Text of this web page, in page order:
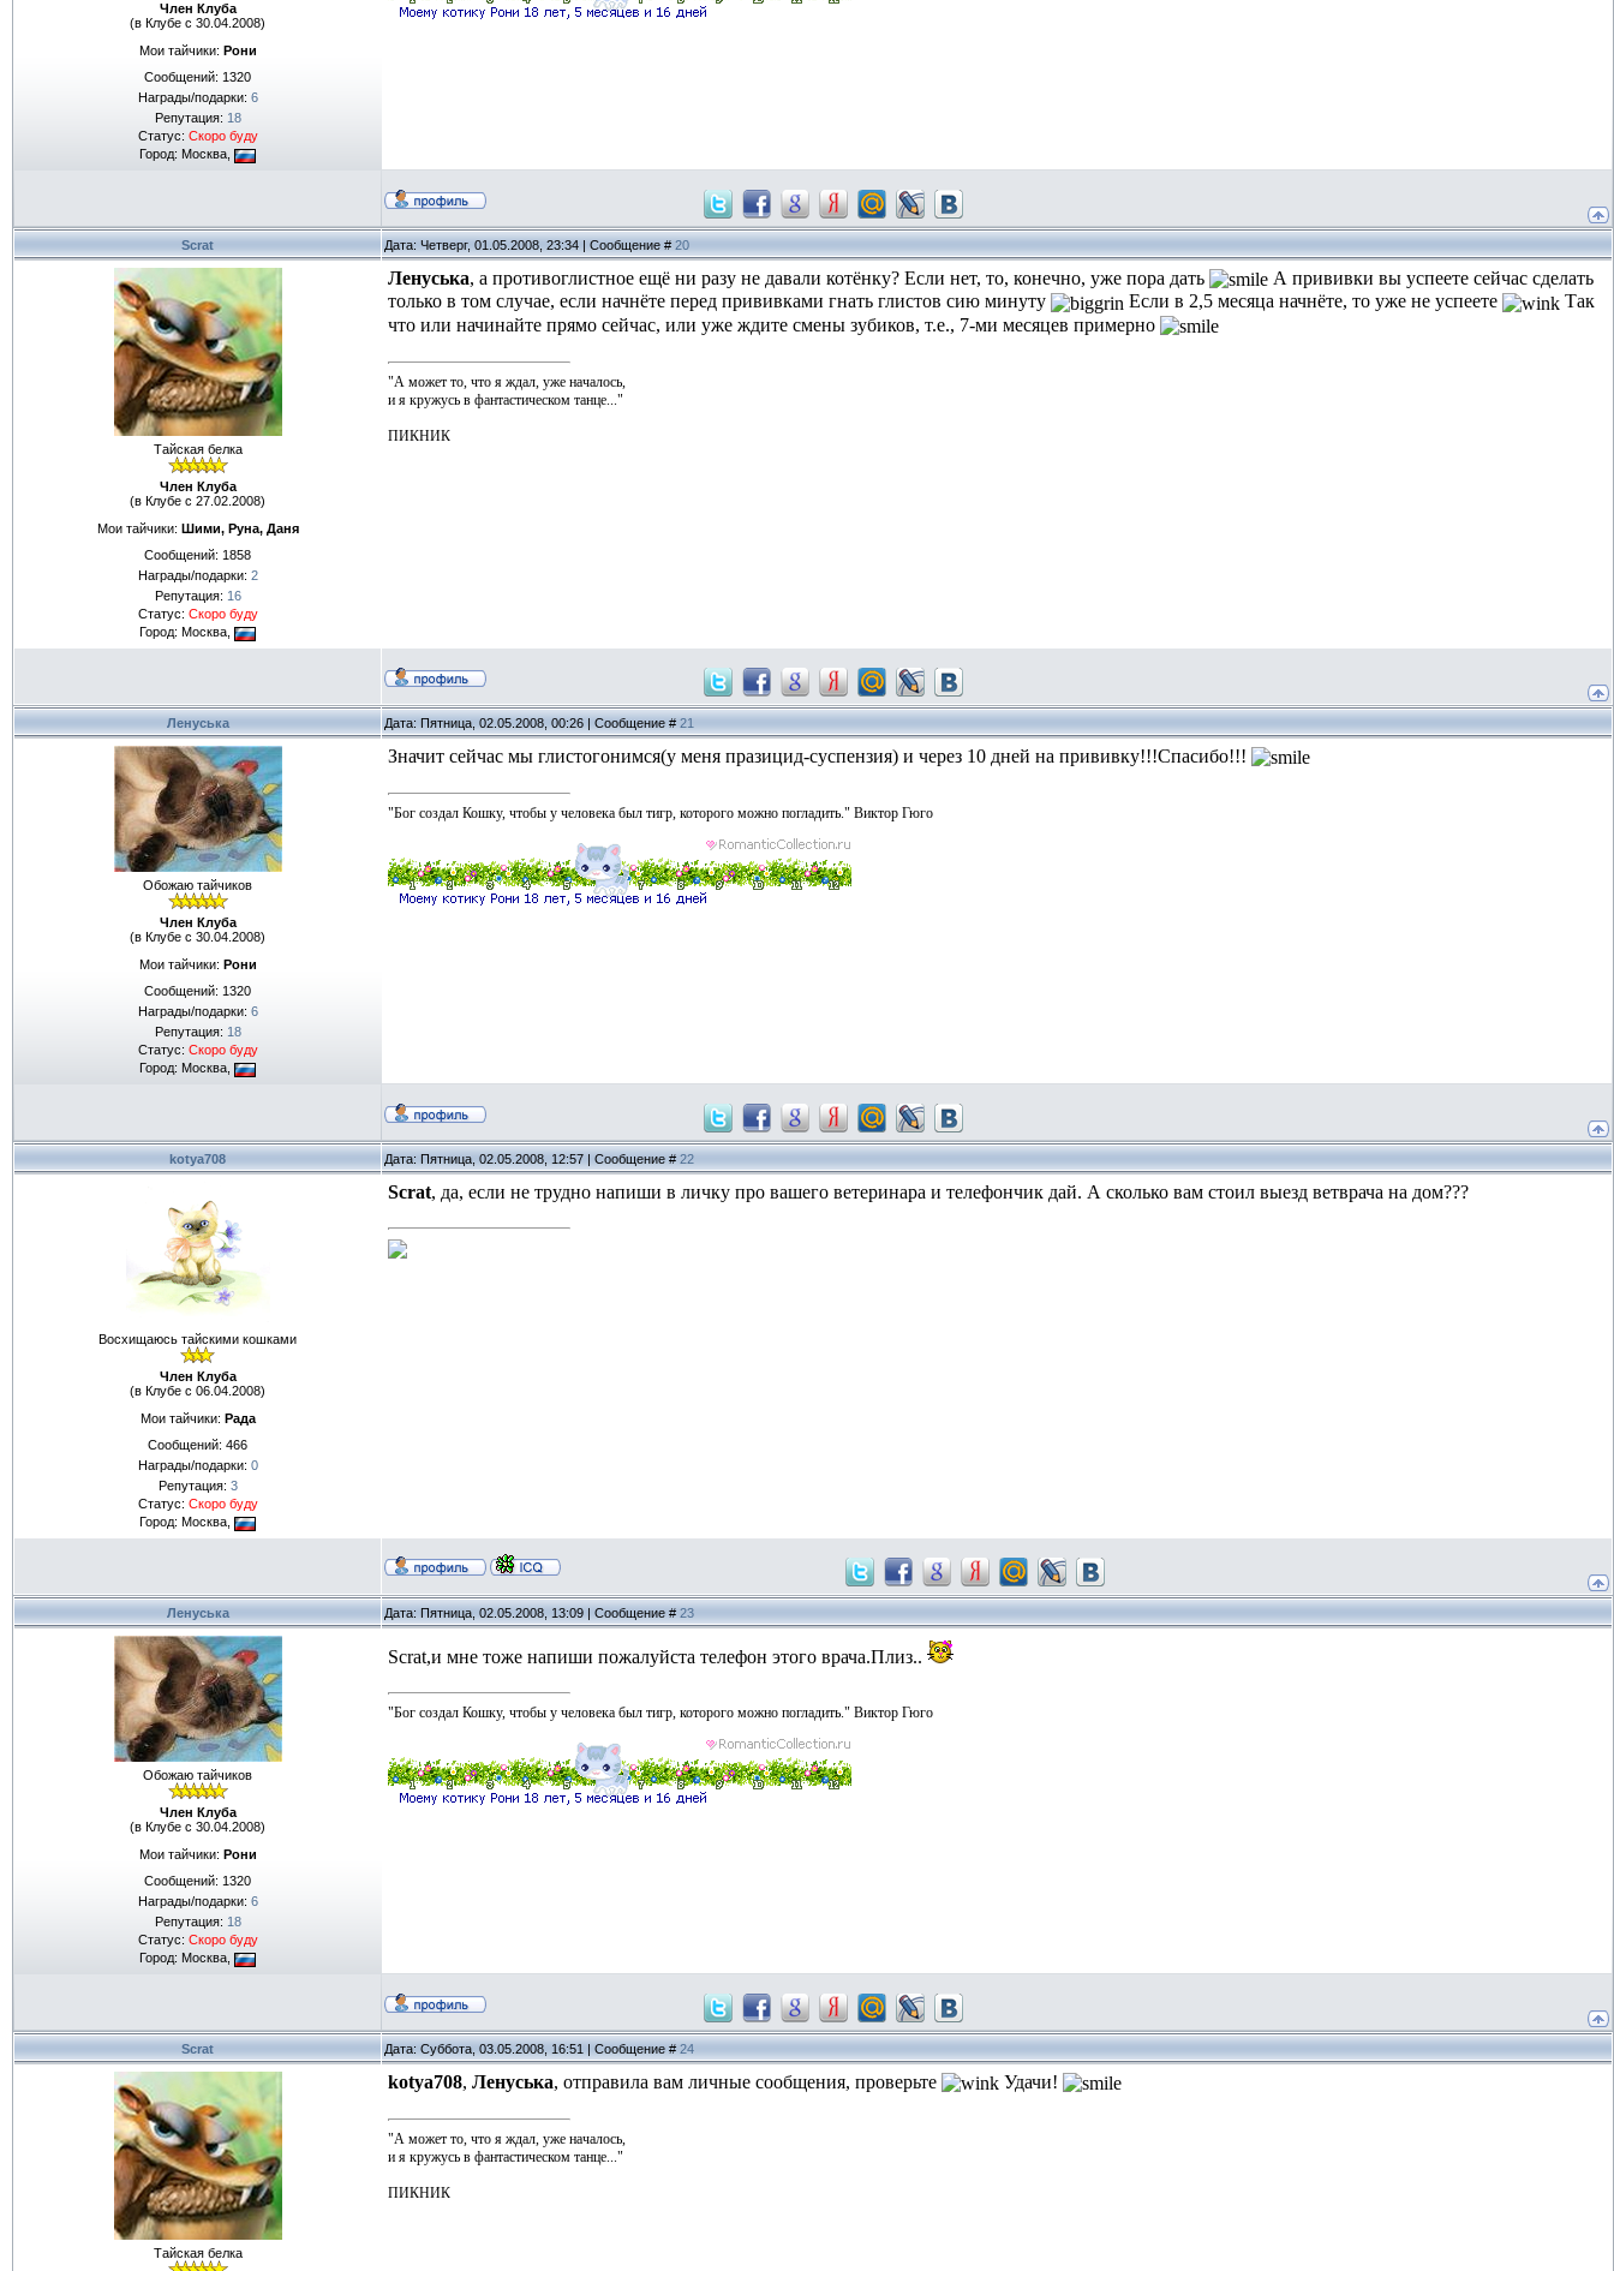
Член Клуба
(в Клубе с 30.04.2008)
Мои тайчики: Рони
Сообщений: 1320
Награды/подарки: 6
Репутация: 18
Статус: Скоро буду
Город: Москва,
Scrat Дата: Четверг, 01.05.2008, 23:34 | Сообщение # 20
Тайская белка
Член Клуба
(в Клубе с 27.02.2008)
Мои тайчики: Шими, Руна, Даня
Сообщений: 1858
Награды/подарки: 2
Репутация: 16
Статус: Скоро буду
Город: Москва,
Ленуська, а противоглистное ещё ни разу не давали котёнку? Если нет, то, конечно, уже пора дать
А прививки вы успеете сейчас сделать
только в том случае, если начнёте перед прививками гнать глистов сию минуту
Если в 2,5 месяца начнёте, то уже не успеете
Так
что или начинайте прямо сейчас, или уже ждите смены зубиков, т.е., 7-ми месяцев примерно
"А может то, что я ждал, уже началось,
и я кружусь в фантастическом танце..."
ПИКНИК
Ленуська Дата: Пятница, 02.05.2008, 00:26 | Сообщение # 21
Обожаю тайчиков
Член Клуба
(в Клубе с 30.04.2008)
Мои тайчики: Рони
Сообщений: 1320
Награды/подарки: 6
Репутация: 18
Статус: Скоро буду
Город: Москва,
Значит сейчас мы глистогонимся(у меня празицид-суспензия) и через 10 дней на прививку!!!Спасибо!!!
"Бог создал Кошку, чтобы у человека был тигр, которого можно погладить." Виктор Гюго
kotya708 Дата: Пятница, 02.05.2008, 12:57 | Сообщение # 22
Восхищаюсь тайскими кошками
Член Клуба
(в Клубе с 06.04.2008)
Мои тайчики: Рада
Сообщений: 466
Награды/подарки: 0
Репутация: 3
Статус: Скоро буду
Город: Москва,
Scrat, да, если не трудно напиши в личку про вашего ветеринара и телефончик дай. А сколько вам стоил выезд ветврача на дом???
Ленуська Дата: Пятница, 02.05.2008, 13:09 | Сообщение # 23
Обожаю тайчиков
Член Клуба
(в Клубе с 30.04.2008)
Мои тайчики: Рони
Сообщений: 1320
Награды/подарки: 6
Репутация: 18
Статус: Скоро буду
Город: Москва,
Scrat,и мне тоже напиши пожалуйста телефон этого врача.Плиз..
"Бог создал Кошку, чтобы у человека был тигр, которого можно погладить." Виктор Гюго
Scrat Дата: Суббота, 03.05.2008, 16:51 | Сообщение # 24
Тайская белка
kotya708, Ленуська, отправила вам личные сообщения, проверьте Удачи!
"А может то, что я ждал, уже началось,
и я кружусь в фантастическом танце..."
ПИКНИК